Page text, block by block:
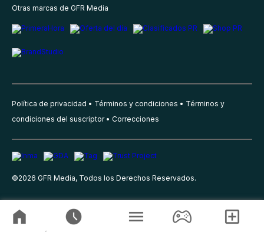
Otras marcas de GFR Media
Política de privacidad Términos y condiciones
Términos y
condiciones del suscriptor
Correcciones
©2026 GFR Media, Todos los Derechos Reservados.